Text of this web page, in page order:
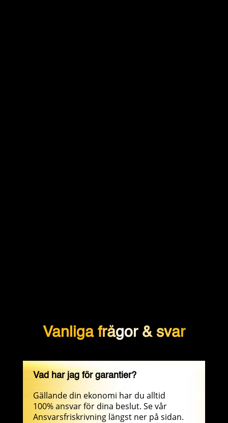
Vanliga frågor & svar
Vad har jag för garantier?
Gällande din ekonomi har du alltid
100% ansvar för dina beslut. Se vår
Ansvarsfriskrivning längst ner på sidan.